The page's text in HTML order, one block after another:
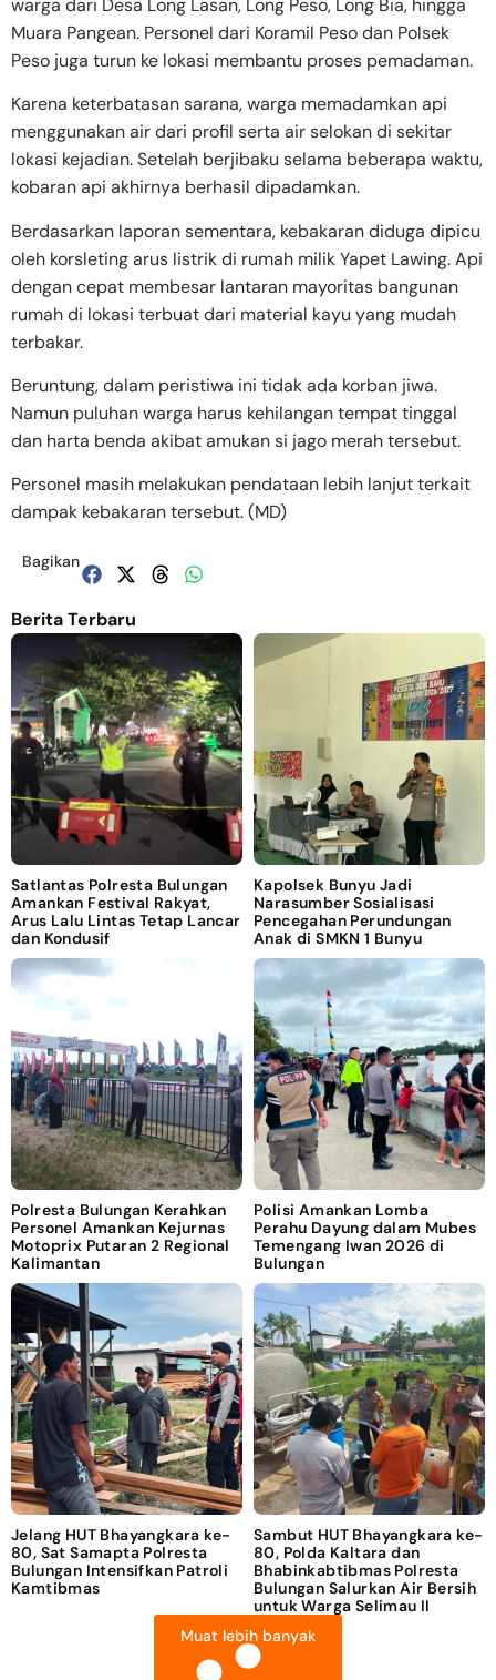
warga dari Desa Long Lasan, Long Peso, Long Bia, hingga
Muara Pangean. Personel dari Koramil Peso dan Polsek
Peso juga turun ke lokasi membantu proses pemadaman.
Karena keterbatasan sarana, warga memadamkan api
menggunakan air dari profil serta air selokan di sekitar
lokasi kejadian. Setelah berjibaku selama beberapa waktu,
kobaran api akhirnya berhasil dipadamkan.
Berdasarkan laporan sementara, kebakaran diduga dipicu
oleh korsleting arus listrik di rumah milik Yapet Lawing. Api
dengan cepat membesar lantaran mayoritas bangunan
rumah di lokasi terbuat dari material kayu yang mudah
terbakar.
Beruntung, dalam peristiwa ini tidak ada korban jiwa.
Namun puluhan warga harus kehilangan tempat tinggal
dan harta benda akibat amukan si jago merah tersebut.
Personel masih melakukan pendataan lebih lanjut terkait
dampak kebakaran tersebut. (MD)
Bagikan
Berita Terbaru
Satlantas Polresta Bulungan
Amankan Festival Rakyat,
Arus Lalu Lintas Tetap Lancar
dan Kondusif
Kapolsek Bunyu Jadi
Narasumber Sosialisasi
Pencegahan Perundungan
Anak di SMKN 1 Bunyu
Polresta Bulungan Kerahkan
Personel Amankan Kejurnas
Motoprix Putaran 2 Regional
Kalimantan
Polisi Amankan Lomba
Perahu Dayung dalam Mubes
Temengang Iwan 2026 di
Bulungan
Jelang HUT Bhayangkara ke-
80, Sat Samapta Polresta
Bulungan Intensifkan Patroli
Kamtibmas
Sambut HUT Bhayangkara ke-
80, Polda Kaltara dan
Bhabinkabtibmas Polresta
Bulungan Salurkan Air Bersih
untuk Warga Selimau II
Muat lebih banyak